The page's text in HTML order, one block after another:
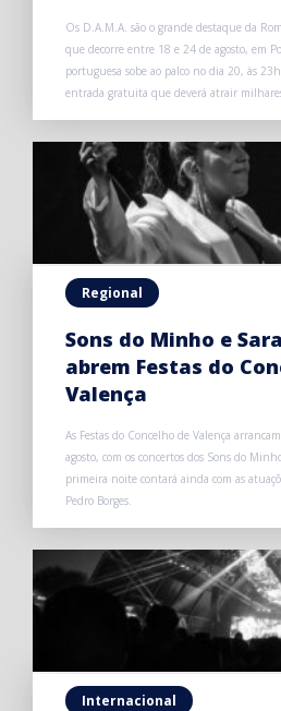
Os D.A.M.A. são o grande destaque da
que decorre entre 18 e 24 de agosto, em
portuguesa sobe ao palco no dia 20, às
entrada gratuita que deverá atrair
Regional
Sons do Minho e
abrem Festas do
Valença
As Festas do Concelho de Valença
agosto, com os concertos dos Sons do
primeira noite contará ainda com as
Pedro Borges.
Internacional